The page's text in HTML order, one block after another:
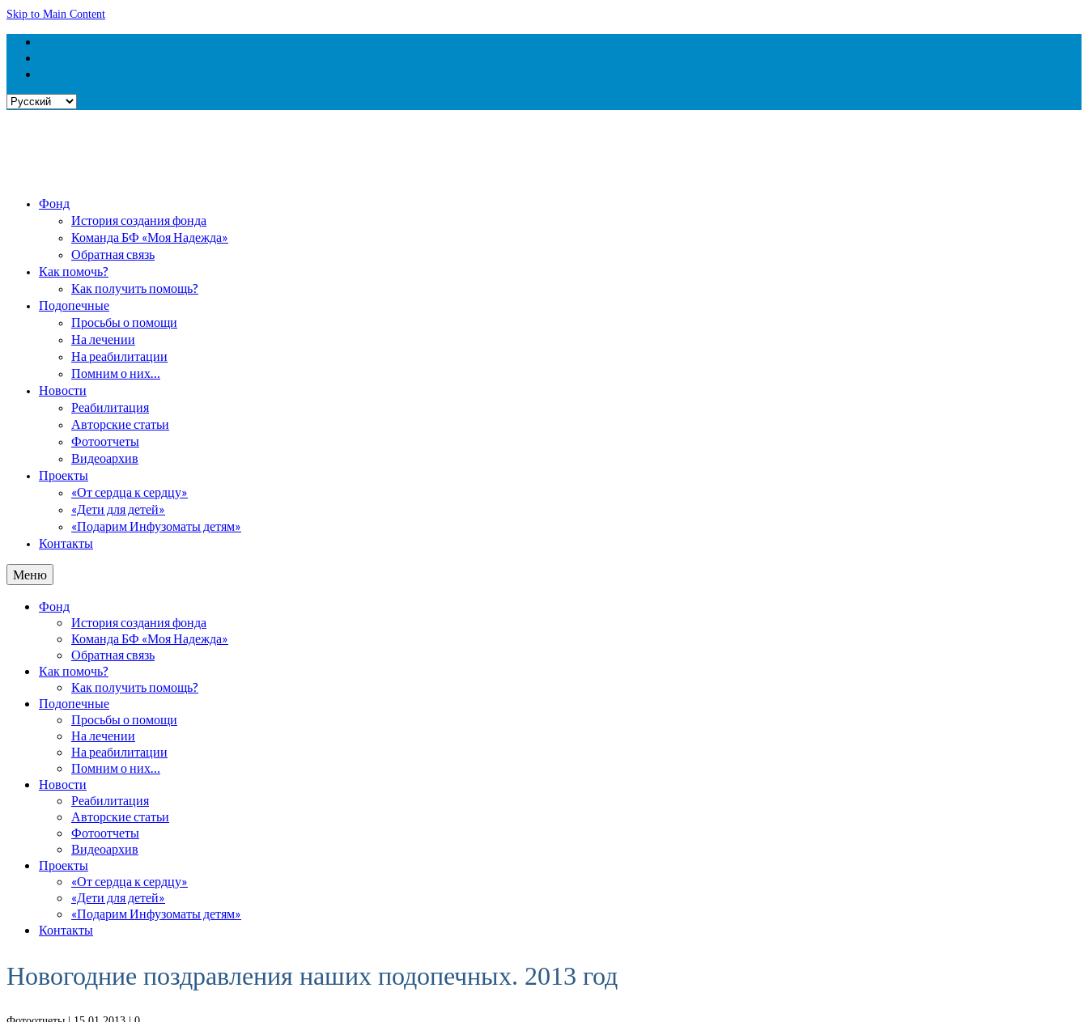
Skip to Main Content
Выбрать
Фонд
История создания фонда
Команда БФ «Моя Надежда»
Обратная связь
Как помочь?
Как получить помощь?
Подопечные
Просьбы о помощи
На лечении
На реабилитации
Помним о них…
Новости
Реабилитация
Авторские статьи
Фотоотчеты
Видеоархив
Проекты
«От сердца к сердцу»
«Дети для детей»
«Подарим Инфузоматы детям»
Контакты
Меню
Фонд
История создания фонда
Команда БФ «Моя Надежда»
Обратная связь
Как помочь?
Как получить помощь?
Подопечные
Просьбы о помощи
На лечении
На реабилитации
Помним о них…
Новости
Реабилитация
Авторские статьи
Фотоотчеты
Видеоархив
Проекты
«От сердца к сердцу»
«Дети для детей»
«Подарим Инфузоматы детям»
Контакты
Новогодние поздравления наших подопечных. 2013 год